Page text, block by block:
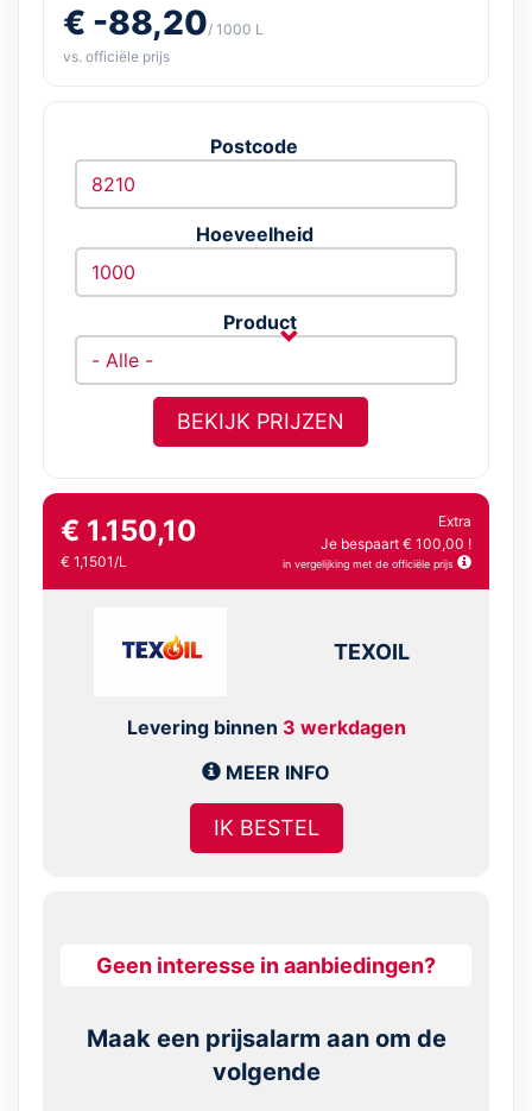
€ -88,20/ 1000 L
vs. officiële prijs
Postcode
Hoeveelheid
Product
BEKIJK PRIJZEN
€ 1.150,10
€ 1,1501/L
Extra
Je bespaart € 100,00 !
in vergelijking met de officiële prijs
TEXOIL
Levering binnen 3 werkdagen
MEER INFO
IK BESTEL
Geen interesse in aanbiedingen?
Maak een prijsalarm aan om de
volgende